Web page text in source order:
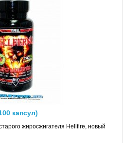
капсул)
жиросжигателя Hellfire, новый